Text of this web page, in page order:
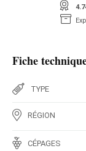
Fiche
TYPE
RÉGION
CÉPAGES